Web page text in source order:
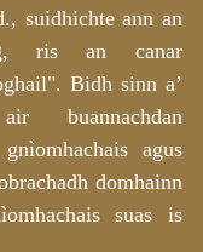
reic airson Beathachadh
Domhainn – OEM/ODM
Gnàthaichte
Padaichean Cotan
Soilleireachaidh Niacinamide
ODM Neach-dèanamh
suidhichte ann an
ris an canar
Bidh sinn a’
buannachdan
agus
domhainn
suas is